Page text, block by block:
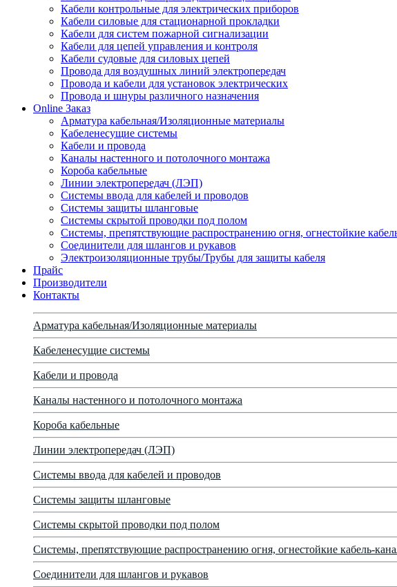
Кабели контрольные для электрических приборов
Кабели силовые для стационарной прокладки
Кабели для систем пожарной сигнализации
Кабели для цепей управления и контроля
Кабели судовые для силовых цепей
Провода для воздушных линий электропередач
Провода и кабели для установок электрических
Провода и шнуры различного назначения
Online Заказ
Арматура кабельная/Изоляционные материалы
Кабеленесущие системы
Кабели и провода
Каналы настенного и потолочного монтажа
Короба кабельные
Линии электропередач (ЛЭП)
Системы ввода для кабелей и проводов
Системы защиты шланговые
Системы скрытой проводки под полом
Системы, препятствующие распространению огня, огнестойкие
Соединители для шлангов и рукавов
Электроизоляционные трубы/Трубы для защиты кабеля
Прайс
Производители
Контакты
Арматура кабельная/Изоляционные материалы
Кабеленесущие системы
Кабели и провода
Каналы настенного и потолочного монтажа
Короба кабельные
Линии электропередач (ЛЭП)
Системы ввода для кабелей и проводов
Системы защиты шланговые
Системы скрытой проводки под полом
Системы, препятствующие распространению огня, огнестойкие кабель-
Соединители для шлангов и рукавов